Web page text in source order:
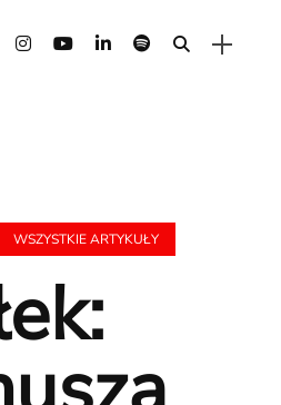
WSZYSTKIE ARTYKUŁY